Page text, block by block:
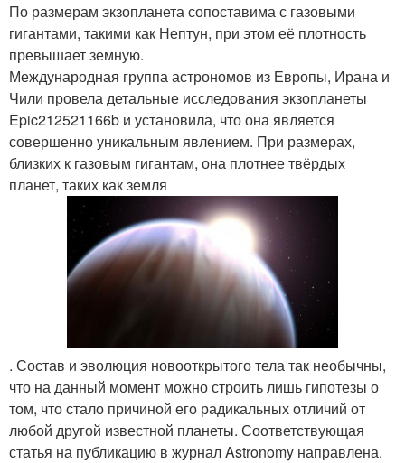
По размерам экзопланета сопоставима с газовыми
гигантами, такими как Нептун, при этом её плотность
превышает земную.
Международная группа астрономов из Европы, Ирана и
Чили провела детальные исследования экзопланеты
Epic212521166b и установила, что она является
совершенно уникальным явлением. При размерах,
близких к газовым гигантам, она плотнее твёрдых
планет, таких как земля
. Состав и эволюция новооткрытого тела так необычны,
что на данный момент можно строить лишь гипотезы о
том, что стало причиной его радикальных отличий от
любой другой известной планеты. Соответствующая
статья на публикацию в журнал Astronomy направлена.